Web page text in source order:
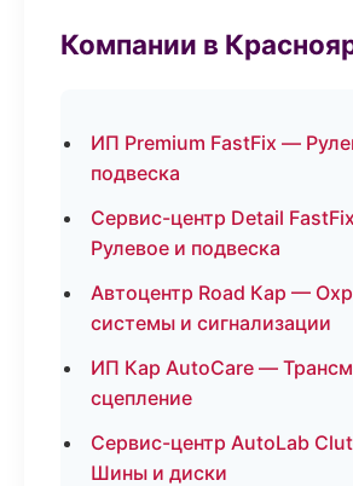
Компании в
ИП Premium FastFix —
подвеска
Сервис-центр Detail
Рулевое и подвеска
Автоцентр Road Кар —
системы и сигнализации
ИП Кар AutoCare —
сцепление
Сервис-центр AutoLab
Шины и диски